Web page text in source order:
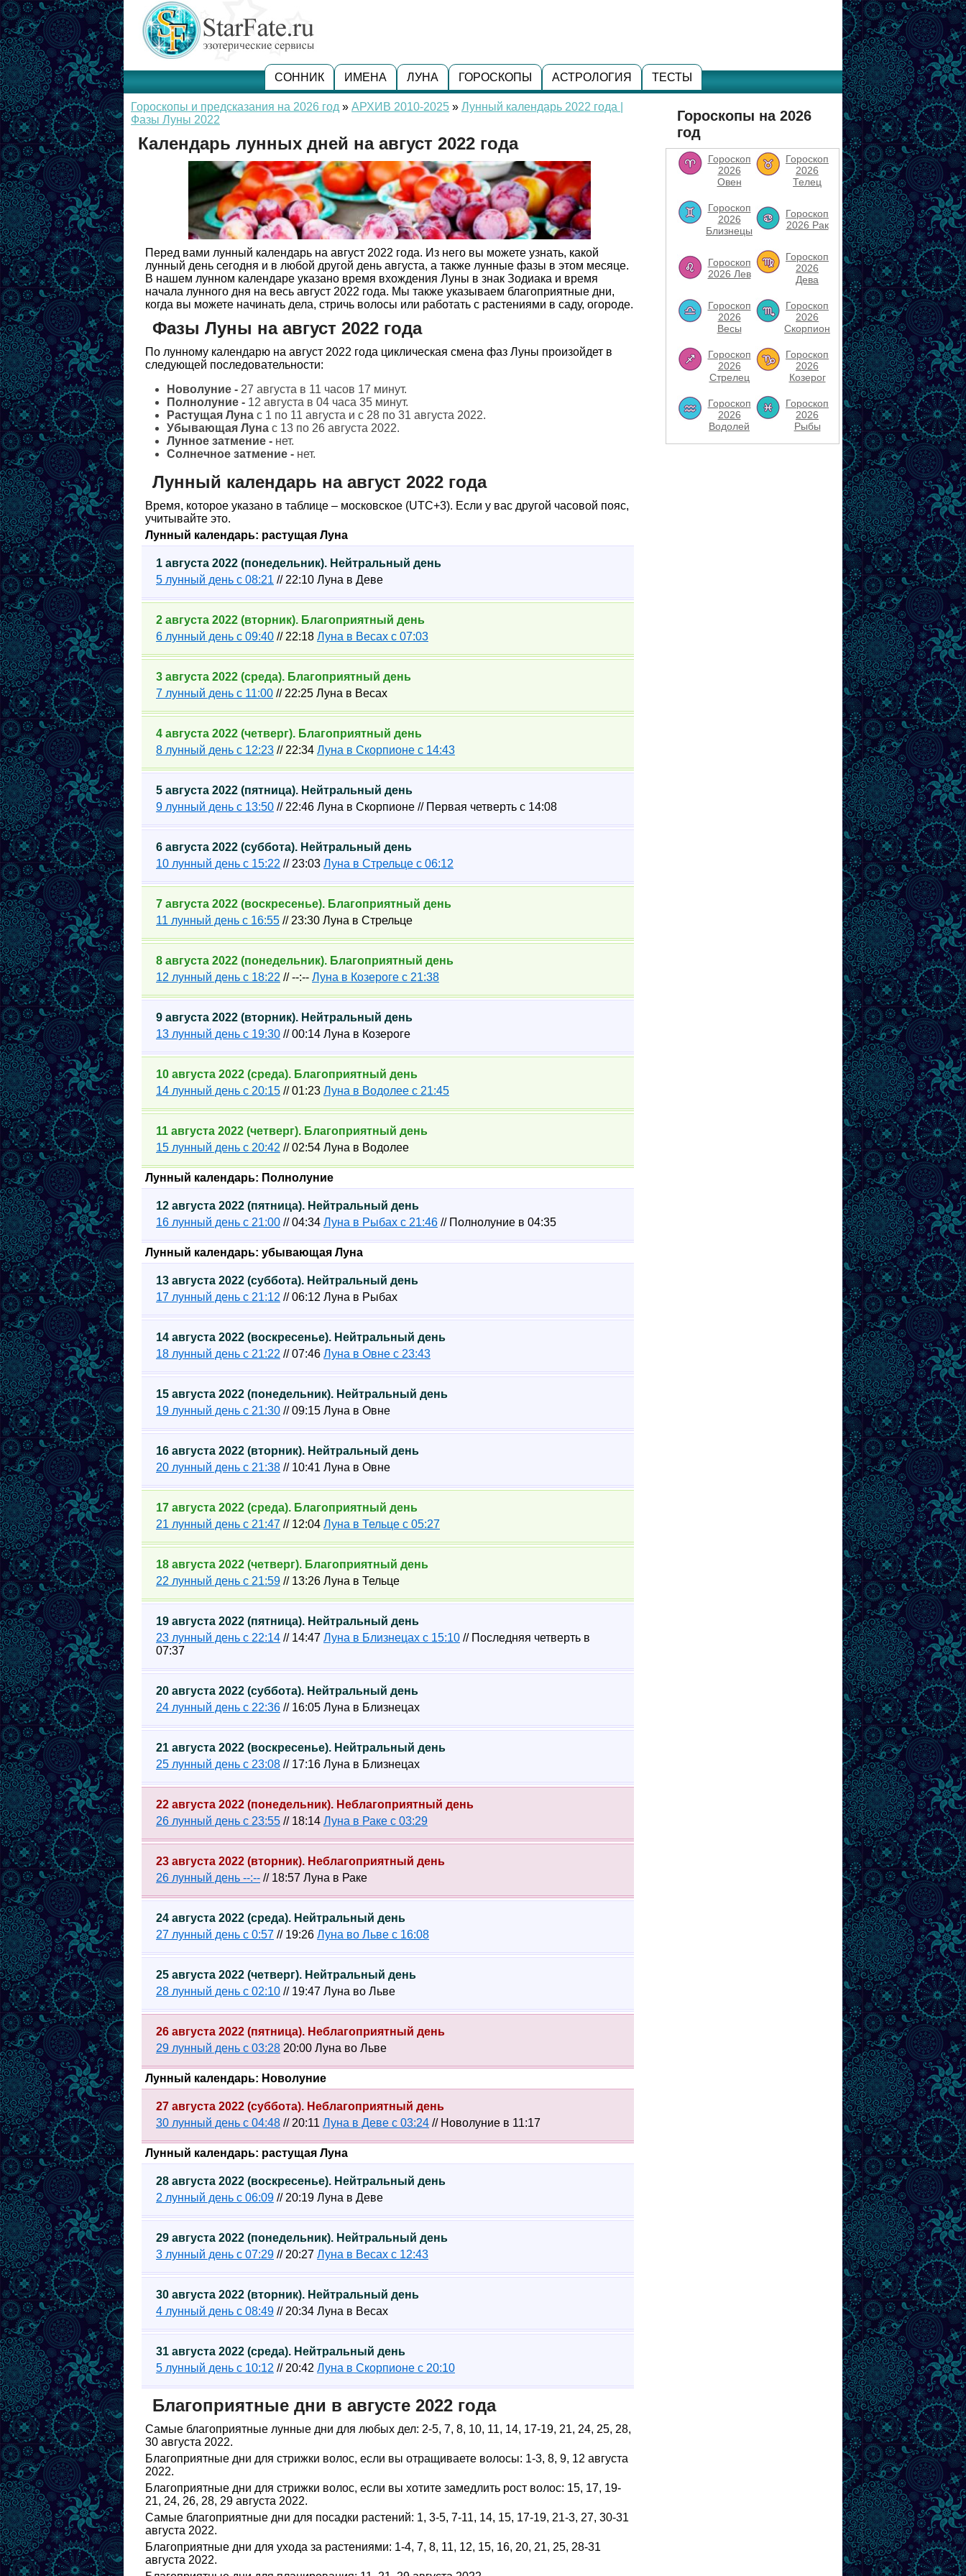
СОННИК ИМЕНА ЛУНА ГОРОСКОПЫ АСТРОЛОГИЯ ТЕСТЫ
Гороскопы и предсказания на 2026 год » АРХИВ 2010-2025 » Лунный календарь 2022 года |
Фазы Луны 2022
Календарь лунных дней на август 2022 года
Перед вами лунный календарь на август 2022 года. Из него вы можете узнать, какой
лунный день сегодня и в любой другой день августа, а также лунные фазы в этом месяце.
В нашем лунном календаре указано время вхождения Луны в знак Зодиака и время
начала лунного дня на весь август 2022 года. Мы также указываем благоприятные дни,
когда вы можете начинать дела, стричь волосы или работать с растениями в саду, огороде.
Фазы Луны на август 2022 года
По лунному календарю на август 2022 года циклическая смена фаз Луны произойдет в
следующей последовательности:
Новолуние - 27 августа в 11 часов 17 минут.
Полнолуние - 12 августа в 04 часа 35 минут.
Растущая Луна с 1 по 11 августа и с 28 по 31 августа 2022.
Убывающая Луна с 13 по 26 августа 2022.
Лунное затмение - нет.
Солнечное затмение - нет.
Лунный календарь на август 2022 года
Время, которое указано в таблице – московское (UTC+3). Если у вас другой часовой пояс,
учитывайте это.
Лунный календарь: растущая Луна
1 августа 2022 (понедельник). Нейтральный день
5 лунный день с 08:21 // 22:10 Луна в Деве
2 августа 2022 (вторник). Благоприятный день
6 лунный день с 09:40 // 22:18 Луна в Весах с 07:03
3 августа 2022 (среда). Благоприятный день
7 лунный день с 11:00 // 22:25 Луна в Весах
4 августа 2022 (четверг). Благоприятный день
8 лунный день с 12:23 // 22:34 Луна в Скорпионе с 14:43
5 августа 2022 (пятница). Нейтральный день
9 лунный день с 13:50 // 22:46 Луна в Скорпионе // Первая четверть с 14:08
6 августа 2022 (суббота). Нейтральный день
10 лунный день с 15:22 // 23:03 Луна в Стрельце с 06:12
7 августа 2022 (воскресенье). Благоприятный день
11 лунный день с 16:55 // 23:30 Луна в Стрельце
8 августа 2022 (понедельник). Благоприятный день
12 лунный день с 18:22 // --:-- Луна в Козероге с 21:38
9 августа 2022 (вторник). Нейтральный день
13 лунный день с 19:30 // 00:14 Луна в Козероге
10 августа 2022 (среда). Благоприятный день
14 лунный день с 20:15 // 01:23 Луна в Водолее с 21:45
11 августа 2022 (четверг). Благоприятный день
15 лунный день с 20:42 // 02:54 Луна в Водолее
Лунный календарь: Полнолуние
12 августа 2022 (пятница). Нейтральный день
16 лунный день с 21:00 // 04:34 Луна в Рыбах с 21:46 // Полнолуние в 04:35
Лунный календарь: убывающая Луна
13 августа 2022 (суббота). Нейтральный день
17 лунный день с 21:12 // 06:12 Луна в Рыбах
14 августа 2022 (воскресенье). Нейтральный день
18 лунный день с 21:22 // 07:46 Луна в Овне с 23:43
15 августа 2022 (понедельник). Нейтральный день
19 лунный день с 21:30 // 09:15 Луна в Овне
16 августа 2022 (вторник). Нейтральный день
20 лунный день с 21:38 // 10:41 Луна в Овне
17 августа 2022 (среда). Благоприятный день
21 лунный день с 21:47 // 12:04 Луна в Тельце с 05:27
18 августа 2022 (четверг). Благоприятный день
22 лунный день с 21:59 // 13:26 Луна в Тельце
19 августа 2022 (пятница). Нейтральный день
23 лунный день с 22:14 // 14:47 Луна в Близнецах с 15:10 // Последняя четверть в
07:37
20 августа 2022 (суббота). Нейтральный день
24 лунный день с 22:36 // 16:05 Луна в Близнецах
21 августа 2022 (воскресенье). Нейтральный день
25 лунный день с 23:08 // 17:16 Луна в Близнецах
22 августа 2022 (понедельник). Неблагоприятный день
26 лунный день с 23:55 // 18:14 Луна в Раке с 03:29
23 августа 2022 (вторник). Неблагоприятный день
26 лунный день --:-- // 18:57 Луна в Раке
24 августа 2022 (среда). Нейтральный день
27 лунный день с 0:57 // 19:26 Луна во Льве с 16:08
25 августа 2022 (четверг). Нейтральный день
28 лунный день с 02:10 // 19:47 Луна во Льве
26 августа 2022 (пятница). Неблагоприятный день
29 лунный день с 03:28 20:00 Луна во Льве
Лунный календарь: Новолуние
27 августа 2022 (суббота). Неблагоприятный день
30 лунный день с 04:48 // 20:11 Луна в Деве с 03:24 // Новолуние в 11:17
Лунный календарь: растущая Луна
28 августа 2022 (воскресенье). Нейтральный день
2 лунный день с 06:09 // 20:19 Луна в Деве
29 августа 2022 (понедельник). Нейтральный день
3 лунный день с 07:29 // 20:27 Луна в Весах с 12:43
30 августа 2022 (вторник). Нейтральный день
4 лунный день с 08:49 // 20:34 Луна в Весах
31 августа 2022 (среда). Нейтральный день
5 лунный день с 10:12 // 20:42 Луна в Скорпионе с 20:10
Благоприятные дни в августе 2022 года
Самые благоприятные лунные дни для любых дел: 2-5, 7, 8, 10, 11, 14, 17-19, 21, 24, 25, 28,
30 августа 2022.
Благоприятные дни для стрижки волос, если вы отращиваете волосы: 1-3, 8, 9, 12 августа
2022.
Благоприятные дни для стрижки волос, если вы хотите замедлить рост волос: 15, 17, 19-
21, 24, 26, 28, 29 августа 2022.
Самые благоприятные дни для посадки растений: 1, 3-5, 7-11, 14, 15, 17-19, 21-3, 27, 30-31
августа 2022.
Благоприятные дни для ухода за растениями: 1-4, 7, 8, 11, 12, 15, 16, 20, 21, 25, 28-31
августа 2022.
Гороскопы на 2026
год
Гороскоп
2026
Овен
Гороскоп
2026
Телец
Гороскоп
2026
Близнецы
Гороскоп
2026 Рак
Гороскоп
2026 Лев
Гороскоп
2026
Дева
Гороскоп
2026
Весы
Гороскоп
2026
Скорпион
Гороскоп
2026
Стрелец
Гороскоп
2026
Козерог
Гороскоп
2026
Водолей
Гороскоп
2026
Рыбы